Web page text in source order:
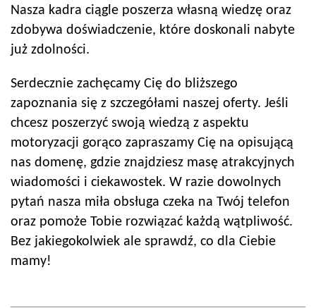
Nasza kadra ciągle poszerza własną wiedzę oraz
zdobywa doświadczenie, które doskonali nabyte
już zdolności.
Serdecznie zachęcamy Cię do bliższego
zapoznania się z szczegółami naszej oferty. Jeśli
chcesz poszerzyć swoją wiedzą z aspektu
motoryzacji gorąco zapraszamy Cię na opisującą
nas domenę, gdzie znajdziesz masę atrakcyjnych
wiadomości i ciekawostek. W razie dowolnych
pytań nasza miła obsługa czeka na Twój telefon
oraz pomoże Tobie rozwiązać każdą wątpliwość.
Bez jakiegokolwiek ale sprawdź, co dla Ciebie
mamy!